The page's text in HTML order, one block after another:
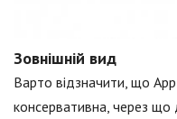
Зовнішній вид
Варто відзначити, що
консервативна, через що